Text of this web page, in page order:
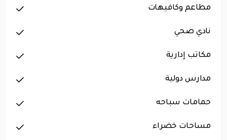
مطاعم وكافيهات
نادي صحي
مكاتب إدارية
مدارس دولية
حمامات سباحه
مساحات خضراء